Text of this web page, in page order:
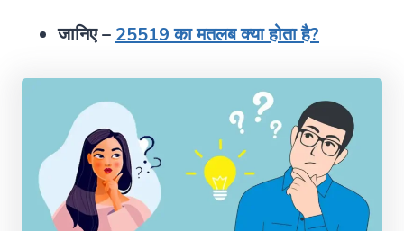
जानिए – 25519 का मतलब क्या होता है?